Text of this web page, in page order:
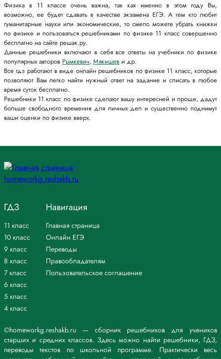
Физика в 11 классе очень важна, так как именно в этом году Вы,
возможно, ее будет сдавать в качестве экзамена ЕГЭ. А тем кто любит
гуманитарные науки или экономические, то смело можете убрать книжки
по физике и пользоваться решебниками по физике 11 класс совершенно
бесплатно на сайте решак.ру.
Данные решебники включают в себя все ответы на учебники по физике
популярных авторов Рымкевич, Мякишев и др.
Все гдз работают в виде онлайн решебников по физике 11 класс, которые
позволяют Вам легко найти нужный ответ на задание и списать в любое
время суток бесплатно.
Решебники 11 класс по физике сделают вашу интересней и проще, дадут
больше свободного времения для личных дел и существенно поднимут
ваши оценки по физике вверх.
©homeworkg.reshakb.ru — сборник решебников для учеников
старших и средних классов. Здесь можно найти решебники, ГДЗ,
переводы текстов по школьной программе. Практически весь
ГДЗ
11 класс
10 класс
9 класс
8 класс
7 класс
6 класс
5 класс
4 класс
Навигация
Главная страница
Онлайн ЕГЭ
Переводы
Правообладателям
Пользовательское соглашение